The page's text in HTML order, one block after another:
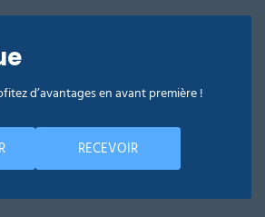
d’avantages en avant première !
RECEVOIR